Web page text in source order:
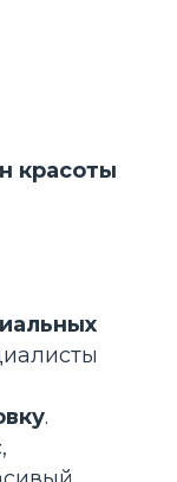
красоты
.